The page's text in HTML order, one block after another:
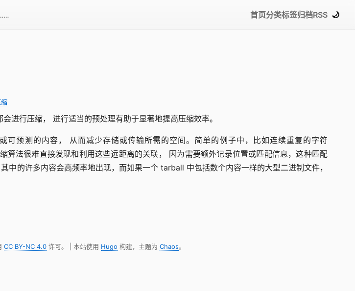
首页分类标签归档RSS 🌙
行压缩， 进行适当的预处理有助于显著地提高压缩效率。
预测的内容， 从而减少存储或传输所需的空间。简单的例子中，比如连续重复的字符
算法很难直接发现和利用这些远距离的关联， 因为需要额外记录位置或匹配信息，这种匹配
的许多内容会高频率地出现，而如果一个 tarball 中包括数个内容一样的大型二进制文件，
CC BY-NC 4.0许可。 | 本站使用 Hugo 构建，主题为 Chaos。